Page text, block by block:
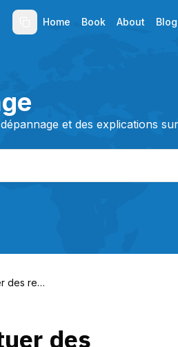
Home Book About Blog
et des explications
des rech
des